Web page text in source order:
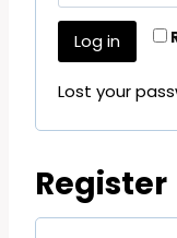
Log in
Lost your
Register